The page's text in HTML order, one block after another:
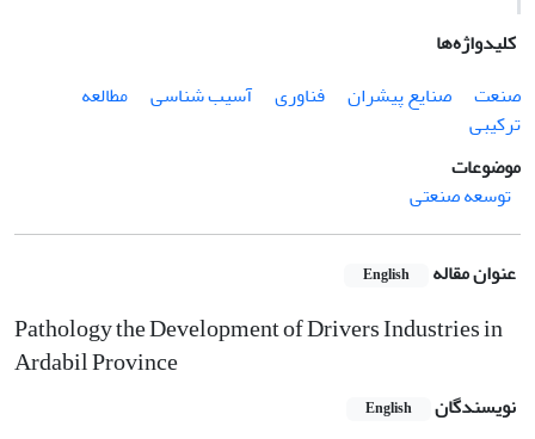
کلیدواژه‌ها
صنعت
صنایع پیشران فناوری آسیب شناسی
مطالعه
ترکیبی
موضوعات
توسعه صنعتی
عنوان مقاله English
Pathology the Development of Drivers Industries in
Ardabil Province
نویسندگان English